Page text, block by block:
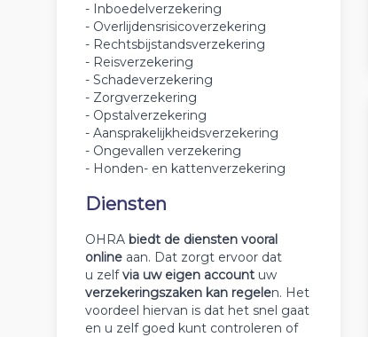
- Inboedelverzekering
- Overlijdensrisicoverzekering
- Rechtsbijstandsverzekering
- Reisverzekering
- Schadeverzekering
- Zorgverzekering
- Opstalverzekering
- Aansprakelijkheidsverzekering
- Ongevallen verzekering
- Honden- en kattenverzekering
Diensten
OHRA biedt de diensten vooral
online aan. Dat zorgt ervoor dat
u zelfvia uw eigen account uw
verzekeringszaken kan regelen. Het
voordeel hiervan is dat het snel gaat
en u zelf goed kunt controleren of